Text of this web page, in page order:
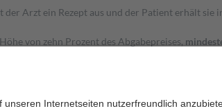
Arzt ein Rezept aus und der Patient erhält
von zehn Prozent des Abgabepreises,
Apotheken.
Gesundheit zu stärken und die besondere